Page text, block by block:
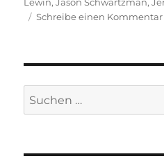
Schreibe einen Kommentar
Suchen
nach: